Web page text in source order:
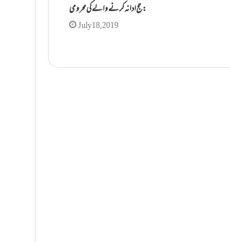
حج ادا نہ کرنے والے کی محرومی :
July 18, 2019